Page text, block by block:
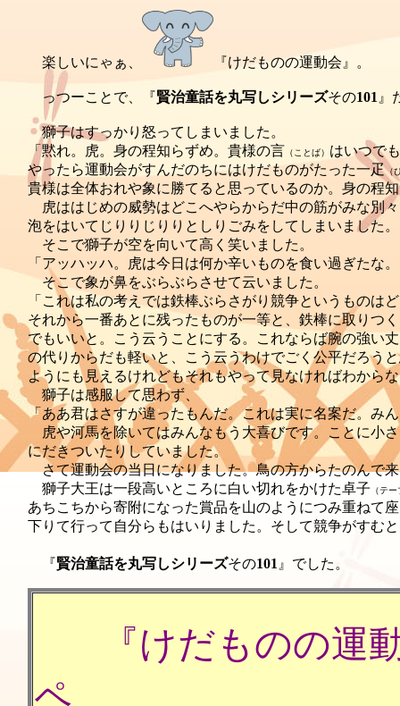
楽しいにゃぁ、 『けだものの運動会』。
っつーことで、『賢治童話を丸写しシリーズその101 』
獅子はすっかり怒ってしまいました。
「黙れ。虎。身の程知らずめ。貴様の言 （ことば） はいつで
やったら運動会がすんだのちにはけだものがたった一疋（
貴様は全体おれや象に勝てると思っているのか。身の程
虎ははじめの威勢はどこへやらからだ中の筋がみな別
泡をはいてじりりじりりとしりごみをしてしまいました。
そこで獅子が空を向いて高く笑いました。
「アッハッハ。虎は今日は何か辛いものを食い過ぎたな
そこで象が鼻をぶらぶらさせて云いました。
「これは私の考えでは鉄棒ぶらさがり競争というものは
それから一番あとに残ったものが一等と、鉄棒に取りつ
でもいいと。こう云うことにする。これならば腕の強い
の代りからだも軽いと、こう云うわけでごく公平だろう
ようにも見えるけれどもそれもやって見なければわから
獅子は感服して思わず、
「ああ君はさすが違ったもんだ。これは実に名案だ。み
虎や河馬を除いてはみんなもう大喜びです。ことに小
にだきついたりしていました。
さて運動会の当日になりました。鳥の方からたのんで
獅子大王は一段高いところに白い切れをかけた卓子 （テ
あちこちから寄附になった賞品を山のようにつみ重ねて
下りて行って自分らもはいりました。そして競争がすむ
『賢治童話を丸写しシリーズその101 』でした。
『けだものの運
ペ